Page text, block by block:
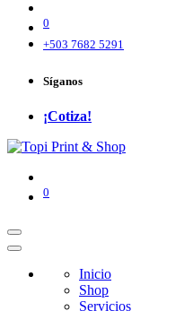
0
+503 7682 5291
Síganos
¡Cotiza!
0
Inicio
Shop
Servicios